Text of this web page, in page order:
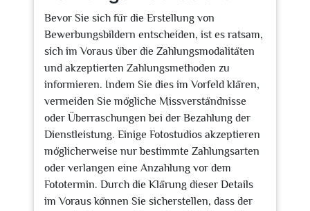
Bevor Sie sich für die Erstellung von
Bewerbungsbildern entscheiden, ist es ratsam,
sich im Voraus über die Zahlungsmodalitäten
und akzeptierten Zahlungsmethoden zu
informieren. Indem Sie dies im Vorfeld klären,
vermeiden Sie mögliche Missverständnisse
oder Überraschungen bei der Bezahlung der
Dienstleistung. Einige Fotostudios akzeptieren
möglicherweise nur bestimmte Zahlungsarten
oder verlangen eine Anzahlung vor dem
Fototermin. Durch die Klärung dieser Details
im Voraus können Sie sicherstellen, dass der